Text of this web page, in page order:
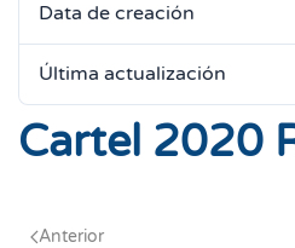
Data de creación
Última actualización
Cartel 2020
Anterior